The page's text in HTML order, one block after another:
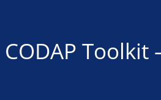
CODAP